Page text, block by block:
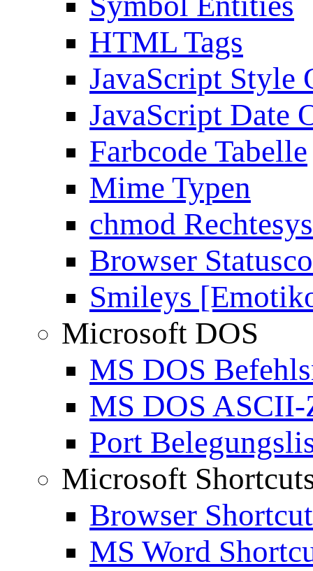
HTML Tags
JavaScript Style
JavaScript Date
Farbcode Tabelle
Mime Typen
chmod
Browser
Smileys
Microsoft DOS
MS DOS
MS DOS ASCII-
Port
Microsoft
Browser
MS Word